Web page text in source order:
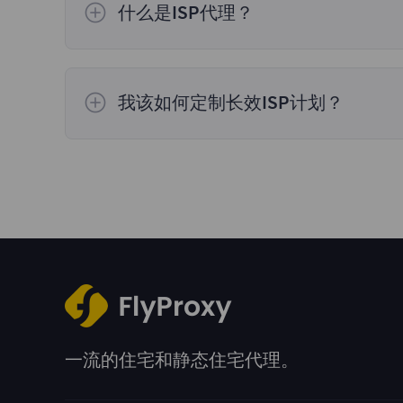
什么是ISP代理？
我该如何定制长效ISP计划？
一流的住宅和静态住宅代理。